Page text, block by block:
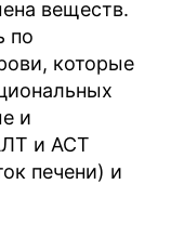
веществ.
по
которые
и
и АСТ
печени) и